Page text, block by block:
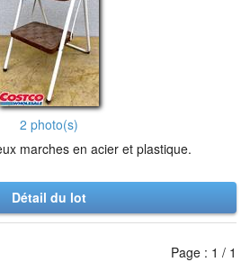
2 photo(s)
marches en acier et plastique.
Détail du lot
Page : 1 / 1